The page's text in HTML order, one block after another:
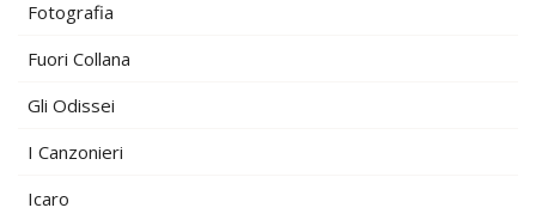
Fotografia
Fuori Collana
Gli Odissei
I Canzonieri
Icaro